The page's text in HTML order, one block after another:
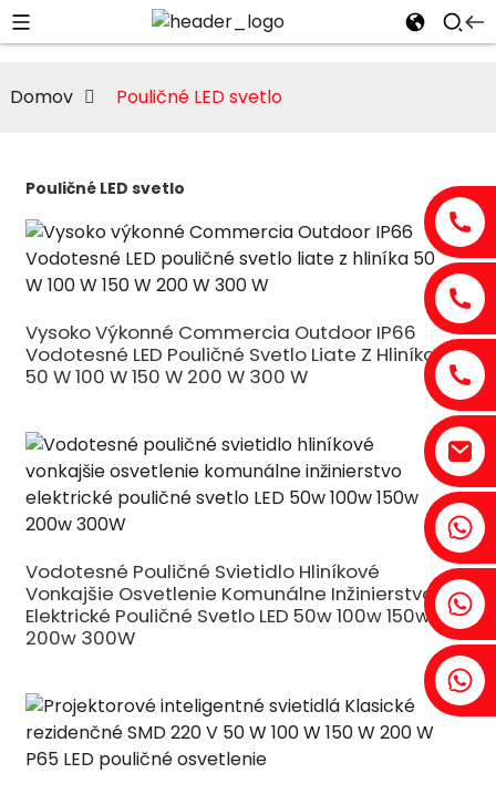
Brečtan: +86 18607522355
Domov Pouličné LED svetlo
Pouličné LED svetlo
Vysoko Výkonné Commercia Outdoor IP66
Vodotesné LED Pouličné Svetlo Liate Z Hliníka
50 W 100 W 150 W 200 W 300 W
Vodotesné Pouličné Svietidlo Hliníkové
Vonkajšie Osvetlenie Komunálne Inžinierstvo
Elektrické Pouličné Svetlo LED 50w 100w 150w
200w 300W